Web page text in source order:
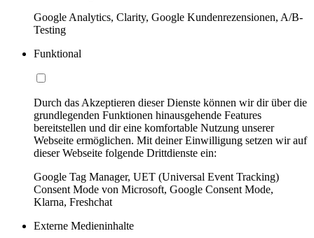
Google Analytics, Clarity, Google Kundenrezensionen, A/B-
Testing
Funktional
Durch das Akzeptieren dieser Dienste können wir dir über die
grundlegenden Funktionen hinausgehende Features
bereitstellen und dir eine komfortable Nutzung unserer
Webseite ermöglichen. Mit deiner Einwilligung setzen wir auf
dieser Webseite folgende Drittdienste ein:
Google Tag Manager, UET (Universal Event Tracking)
Consent Mode von Microsoft, Google Consent Mode,
Klarna, Freshchat
Externe Medieninhalte